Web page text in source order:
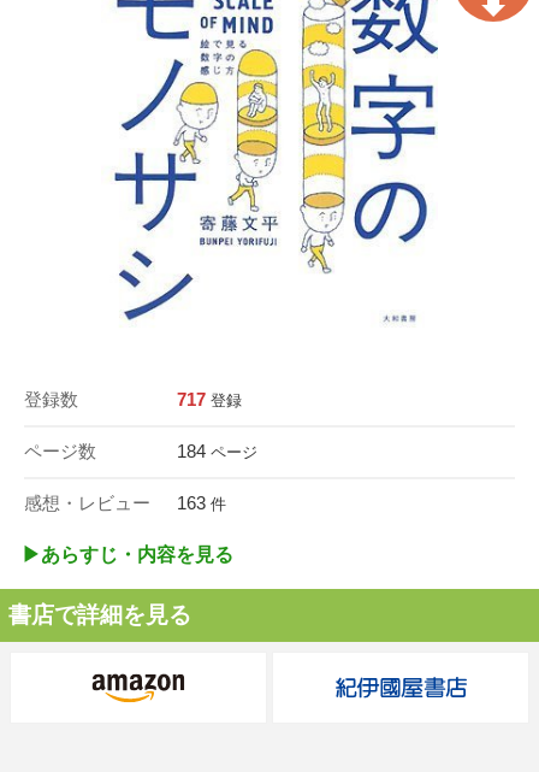
登録数 717 登録
ページ数 184 ページ
感想・レビュー 163 件
▶︎あらすじ・内容を見る
書店で詳細を見る